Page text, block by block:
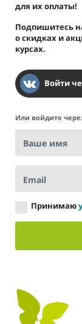
для их оплаты!
Подпишитесь
о скидках и
курсах.
Войти
Или войдите
Ваше имя
Email
Принимаю